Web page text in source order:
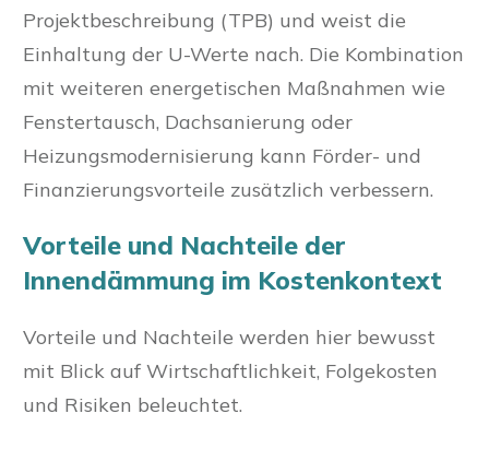
Projektbeschreibung (TPB) und weist die
Einhaltung der U-Werte nach. Die Kombination
mit weiteren energetischen Maßnahmen wie
Fenstertausch, Dachsanierung oder
Heizungsmodernisierung kann Förder- und
Finanzierungsvorteile zusätzlich verbessern.
Vorteile und Nachteile der
Innendämmung im Kostenkontext
Vorteile und Nachteile werden hier bewusst
mit Blick auf Wirtschaftlichkeit, Folgekosten
und Risiken beleuchtet.